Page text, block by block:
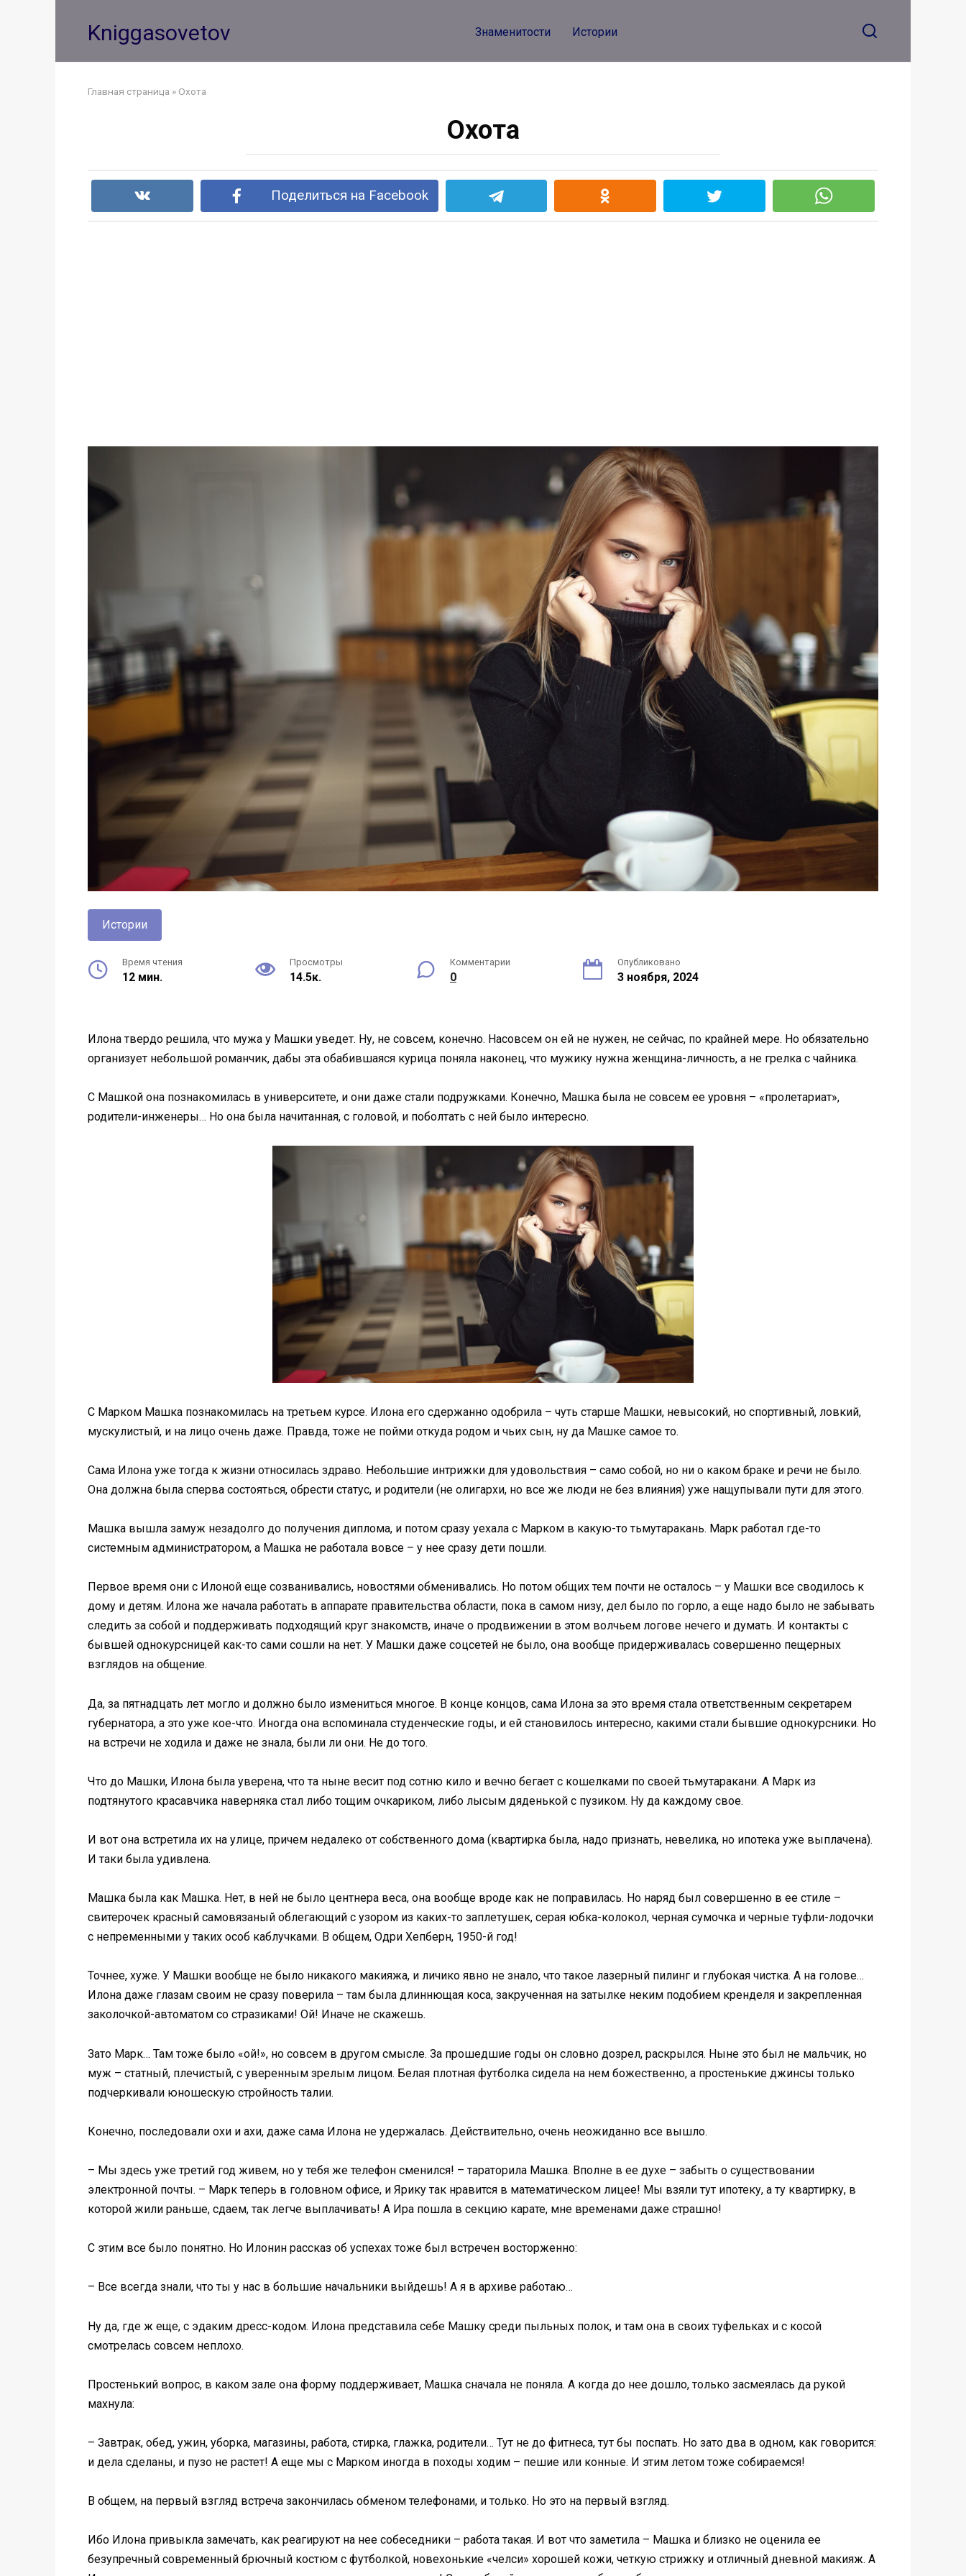
Kniggasovetov Знаменитости Истории
Главная страница » Охота
Охота
Поделиться на Facebook
Истории
Время чтения
12 мин.
Просмотры
14.5к.
Комментарии
0
Опубликовано
3 ноября, 2024
Илона твердо решила, что мужа у Машки уведет. Ну, не совсем, конечно. Насовсем он ей не нужен, не сейчас, по крайней мере. Но обязательно
организует небольшой романчик, дабы эта обабившаяся курица поняла наконец, что мужику нужна женщина-личность, а не грелка с чайника.
С Машкой она познакомилась в университете, и они даже стали подружками. Конечно, Машка была не совсем ее уровня – «пролетариат»,
родители-инженеры… Но она была начитанная, с головой, и поболтать с ней было интересно.
С Марком Машка познакомилась на третьем курсе. Илона его сдержанно одобрила – чуть старше Машки, невысокий, но спортивный, ловкий,
мускулистый, и на лицо очень даже. Правда, тоже не пойми откуда родом и чьих сын, ну да Машке самое то.
Сама Илона уже тогда к жизни относилась здраво. Небольшие интрижки для удовольствия – само собой, но ни о каком браке и речи не было.
Она должна была сперва состояться, обрести статус, и родители (не олигархи, но все же люди не без влияния) уже нащупывали пути для этого.
Машка вышла замуж незадолго до получения диплома, и потом сразу уехала с Марком в какую-то тьмутаракань. Марк работал где-то
системным администратором, а Машка не работала вовсе – у нее сразу дети пошли.
Первое время они с Илоной еще созванивались, новостями обменивались. Но потом общих тем почти не осталось – у Машки все сводилось к
дому и детям. Илона же начала работать в аппарате правительства области, пока в самом низу, дел было по горло, а еще надо было не забывать
следить за собой и поддерживать подходящий круг знакомств, иначе о продвижении в этом волчьем логове нечего и думать. И контакты с
бывшей однокурсницей как-то сами сошли на нет. У Машки даже соцсетей не было, она вообще придерживалась совершенно пещерных
взглядов на общение.
Да, за пятнадцать лет могло и должно было измениться многое. В конце концов, сама Илона за это время стала ответственным секретарем
губернатора, а это уже кое-что. Иногда она вспоминала студенческие годы, и ей становилось интересно, какими стали бывшие однокурсники. Но
на встречи не ходила и даже не знала, были ли они. Не до того.
Что до Машки, Илона была уверена, что та ныне весит под сотню кило и вечно бегает с кошелками по своей тьмутаракани. А Марк из
подтянутого красавчика наверняка стал либо тощим очкариком, либо лысым дяденькой с пузиком. Ну да каждому свое.
И вот она встретила их на улице, причем недалеко от собственного дома (квартирка была, надо признать, невелика, но ипотека уже выплачена).
И таки была удивлена.
Машка была как Машка. Нет, в ней не было центнера веса, она вообще вроде как не поправилась. Но наряд был совершенно в ее стиле –
свитерочек красный самовязаный облегающий с узором из каких-то заплетушек, серая юбка-колокол, черная сумочка и черные туфли-лодочки
с непременными у таких особ каблучками. В общем, Одри Хепберн, 1950-й год!
Точнее, хуже. У Машки вообще не было никакого макияжа, и личико явно не знало, что такое лазерный пилинг и глубокая чистка. А на голове…
Илона даже глазам своим не сразу поверила – там была длиннющая коса, закрученная на затылке неким подобием кренделя и закрепленная
заколочкой-автоматом со стразиками! Ой! Иначе не скажешь.
Зато Марк… Там тоже было «ой!», но совсем в другом смысле. За прошедшие годы он словно дозрел, раскрылся. Ныне это был не мальчик, но
муж – статный, плечистый, с уверенным зрелым лицом. Белая плотная футболка сидела на нем божественно, а простенькие джинсы только
подчеркивали юношескую стройность талии.
Конечно, последовали охи и ахи, даже сама Илона не удержалась. Действительно, очень неожиданно все вышло.
– Мы здесь уже третий год живем, но у тебя же телефон сменился! – тараторила Машка. Вполне в ее духе – забыть о существовании
электронной почты. – Марк теперь в головном офисе, и Ярику так нравится в математическом лицее! Мы взяли тут ипотеку, а ту квартирку, в
которой жили раньше, сдаем, так легче выплачивать! А Ира пошла в секцию карате, мне временами даже страшно!
С этим все было понятно. Но Илонин рассказ об успехах тоже был встречен восторженно:
– Все всегда знали, что ты у нас в большие начальники выйдешь! А я в архиве работаю…
Ну да, где ж еще, с эдаким дресс-кодом. Илона представила себе Машку среди пыльных полок, и там она в своих туфельках и с косой
смотрелась совсем неплохо.
Простенький вопрос, в каком зале она форму поддерживает, Машка сначала не поняла. А когда до нее дошло, только засмеялась да рукой
махнула:
– Завтрак, обед, ужин, уборка, магазины, работа, стирка, глажка, родители… Тут не до фитнеса, тут бы поспать. Но зато два в одном, как говорится:
и дела сделаны, и пузо не растет! А еще мы с Марком иногда в походы ходим – пешие или конные. И этим летом тоже собираемся!
В общем, на первый взгляд встреча закончилась обменом телефонами, и только. Но это на первый взгляд.
Ибо Илона привыкла замечать, как реагируют на нее собеседники – работа такая. И вот что заметила – Машка и близко не оценила ее
безупречный современный брючный костюм с футболкой, новехонькие «челси» хорошей кожи, четкую стрижку и отличный дневной макияж. А